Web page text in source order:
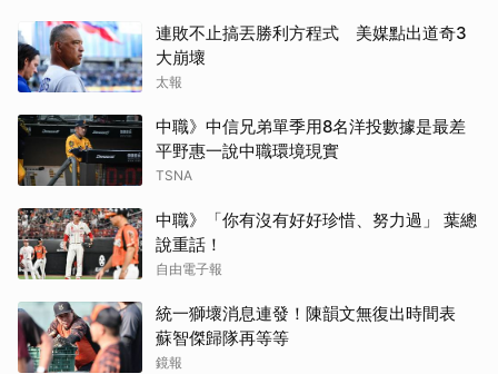
連敗不止搞丟勝利方程式 美媒點出道奇3
大崩壞
太報
中職》中信兄弟單季用8名洋投數據是最差
平野惠一說中職環境現實
TSNA
中職》「你有沒有好好珍惜、努力過」 葉總
說重話！
自由電子報
統一獅壞消息連發！陳韻文無復出時間表
蘇智傑歸隊再等等
鏡報